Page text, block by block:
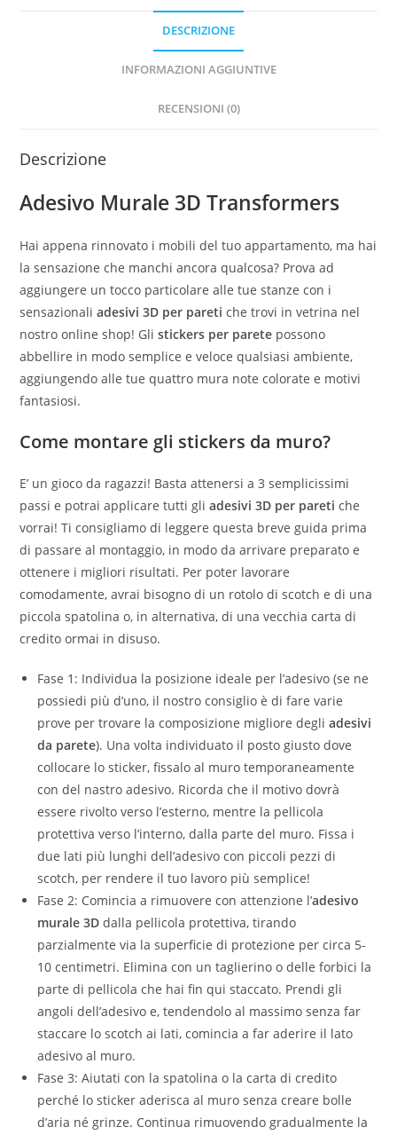
DESCRIZIONE
INFORMAZIONI AGGIUNTIVE
RECENSIONI (0)
Descrizione
Adesivo Murale 3D Transformers
Hai appena rinnovato i mobili del tuo appartamento, ma hai
la sensazione che manchi ancora qualcosa? Prova ad
aggiungere un tocco particolare alle tue stanze con i
sensazionaliadesivi 3D per pareti che trovi in vetrina nel
nostro online shop! Glistickers per parete possono
abbellire in modo semplice e veloce qualsiasi ambiente,
aggiungendo alle tue quattro mura note colorate e motivi
fantasiosi.
Come montare gli stickers da muro?
E’ un gioco da ragazzi! Basta attenersi a 3 semplicissimi
passi e potrai applicare tutti gliadesivi 3D per pareti che
vorrai! Ti consigliamo di leggere questa breve guida prima
di passare al montaggio, in modo da arrivare preparato e
ottenere i migliori risultati. Per poter lavorare
comodamente, avrai bisogno di un rotolo di scotch e di una
piccola spatolina o, in alternativa, di una vecchia carta di
credito ormai in disuso.
Fase 1: Individua la posizione ideale per l’adesivo (se ne
possiedi più d’uno, il nostro consiglio è di fare varie
prove per trovare la composizione migliore degliadesivi
da parete). Una volta individuato il posto giusto dove
collocare lo sticker, fissalo al muro temporaneamente
con del nastro adesivo. Ricorda che il motivo dovrà
essere rivolto verso l’esterno, mentre la pellicola
protettiva verso l’interno, dalla parte del muro. Fissa i
due lati più lunghi dell’adesivo con piccoli pezzi di
scotch, per rendere il tuo lavoro più semplice!
Fase 2: Comincia a rimuovere con attenzione l’adesivo
murale 3D dalla pellicola protettiva, tirando
parzialmente via la superficie di protezione per circa 5-
10 centimetri. Elimina con un taglierino o delle forbici la
parte di pellicola che hai fin qui staccato. Prendi gli
angoli dell’adesivo e, tendendolo al massimo senza far
staccare lo scotch ai lati, comincia a far aderire il lato
adesivo al muro.
Fase 3: Aiutati con la spatolina o la carta di credito
perché lo sticker aderisca al muro senza creare bolle
d’aria né grinze. Continua rimuovendo gradualmente la